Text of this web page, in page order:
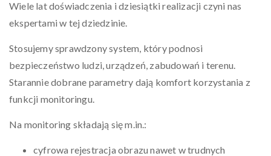
Wiele lat doświadczenia i dziesiątki realizacji czyni nas
ekspertami w tej dziedzinie.
Stosujemy sprawdzony system, który podnosi
bezpieczeństwo ludzi, urządzeń, zabudowań i terenu.
Starannie dobrane parametry dają komfort korzystania z
funkcji monitoringu.
Na monitoring składają się m.in.:
cyfrowa rejestracja obrazu nawet w trudnych